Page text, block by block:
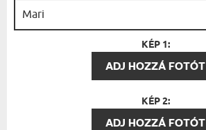
KÉP 1:
ADJ HOZZÁ FOTÓT
KÉP 2:
ADJ HOZZÁ FOTÓT